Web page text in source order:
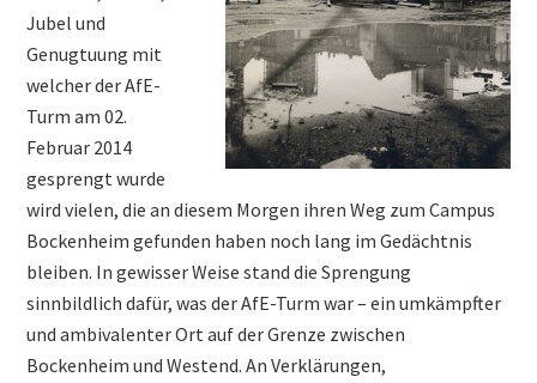
Jubel und
Genugtuung mit
welcher der AfE-
Turm am 02.
Februar 2014
gesprengt wurde
wird vielen, die an diesem Morgen ihren Weg zum Campus
Bockenheim gefunden haben noch lang im Gedächtnis
bleiben. In gewisser Weise stand die Sprengung
sinnbildlich dafür, was der AfE-Turm war – ein umkämpfter
und ambivalenter Ort auf der Grenze zwischen
Bockenheim und Westend. An Verklärungen,